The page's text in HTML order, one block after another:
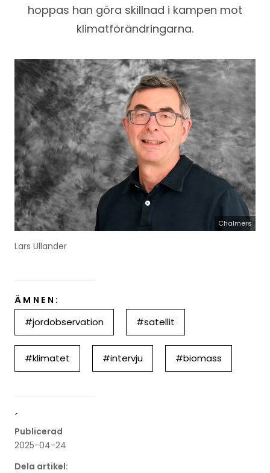
hoppas han göra skillnad i kampen mot
klimatförändringarna.
Chalmers
Lars Ullander
ÄMNEN:
#jordobservation #satellit
#klimatet #intervju #biomass
´
Publicerad
2025-04-24
Dela artikel: